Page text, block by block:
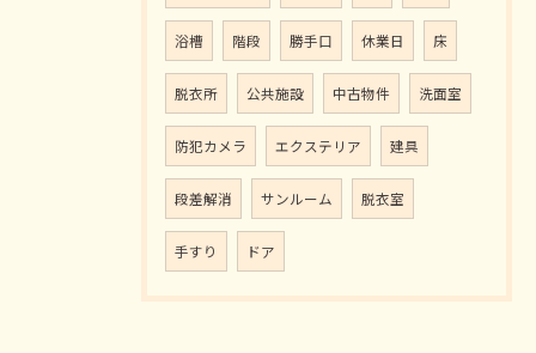
浴槽 階段 勝手口 休業日 床
脱衣所 公共施設 中古物件 洗面室
防犯カメラ エクステリア 建具
段差解消 サンルーム 脱衣室
手すり ドア